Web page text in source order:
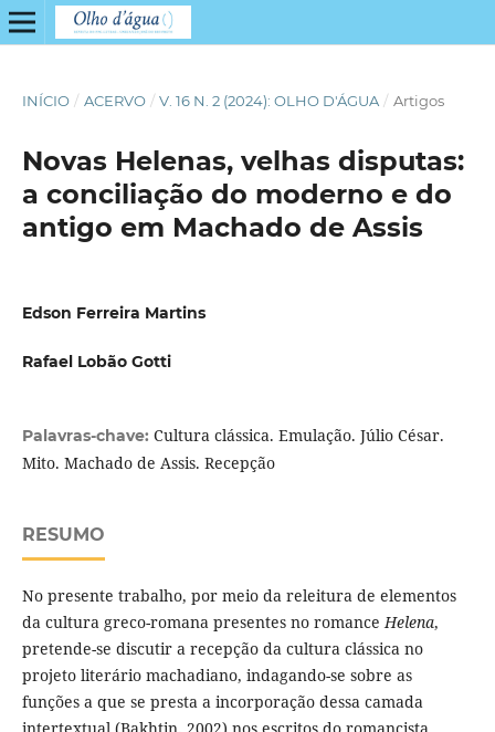
INÍCIO / ACERVO / V. 16 N. 2 (2024): OLHO D'ÁGUA / Artigos
Novas Helenas, velhas disputas:
a conciliação do moderno e do
antigo em Machado de Assis
Edson Ferreira Martins
Rafael Lobão Gotti
Palavras-chave: Cultura clássica. Emulação. Júlio César.
Mito. Machado de Assis. Recepção
RESUMO
No presente trabalho, por meio da releitura de elementos
da cultura greco-romana presentes no romanceHelena,
pretende-se discutir a recepção da cultura clássica no
projeto literário machadiano, indagando-se sobre as
funções a que se presta a incorporação dessa camada